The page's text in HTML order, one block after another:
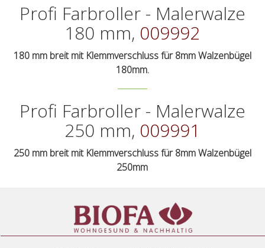
Profi Farbroller - Malerwalze
180 mm, 009992
180 mm breit mit Klemmverschluss für 8mm Walzenbügel
180mm.
Profi Farbroller - Malerwalze
250 mm, 009991
250 mm breit mit Klemmverschluss für 8mm Walzenbügel
250mm